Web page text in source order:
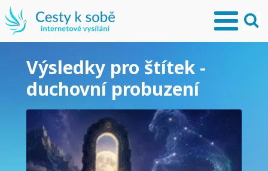
Výsledky pro štítek -
duchovní probuzení